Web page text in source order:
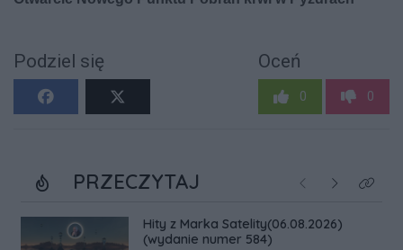
Podziel się Oceń
0 0
PRZECZYTAJ Poprzednie
NastępneKliknij
Hity z Marka Satelity(06.08.2026)
(wydanie numer 584)